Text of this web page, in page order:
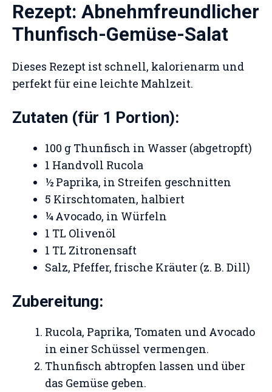
Rezept: Abnehmfreundlicher
Thunfisch-Gemüse-Salat
Dieses Rezept ist schnell, kalorienarm und
perfekt für eine leichte Mahlzeit.
Zutaten (für 1 Portion):
100 g Thunfisch in Wasser (abgetropft)
1 Handvoll Rucola
½ Paprika, in Streifen geschnitten
5 Kirschtomaten, halbiert
¼ Avocado, in Würfeln
1 TL Olivenöl
1 TL Zitronensaft
Salz, Pfeffer, frische Kräuter (z. B. Dill)
Zubereitung:
Rucola, Paprika, Tomaten und Avocado
in einer Schüssel vermengen.
Thunfisch abtropfen lassen und über
das Gemüse geben.